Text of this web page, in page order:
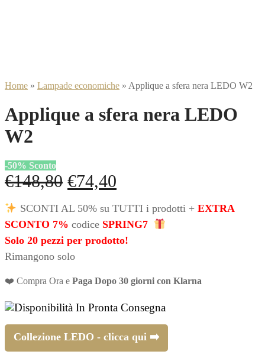
Home » Lampade economiche » Applique a sfera nera LEDO W2
Applique a sfera nera LEDO
W2
-50% Sconto
€148,80 Il
prezzo
originale
era:
€148,80.
€74,40
prezzo
attuale
è:
SCONTI AL 50% su TUTTI i prodotti + EXTRA
SCONTO 7% codice SPRING7
Solo 20 pezzi per prodotto!
Rimangono solo
❤️ Compra Ora e Paga Dopo 30 giorni con Klarna
In Pronta Consegna
Collezione LEDO - clicca qui ➡️